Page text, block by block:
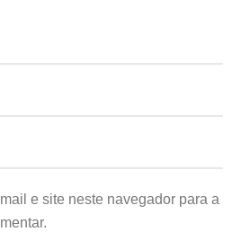
e site neste navegador para a